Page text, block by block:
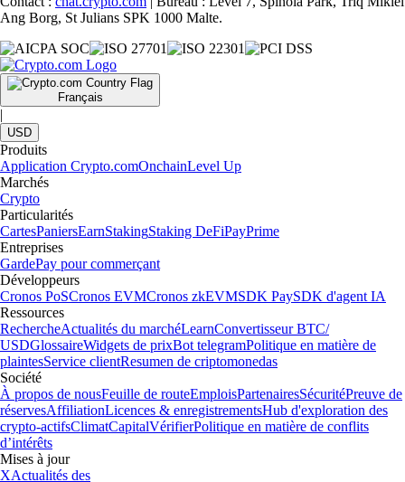
Ang Borg, St Julians SPK 1000 Malte.
Français
|
USD
Produits
Application Crypto.comOnchainLevel Up
Marchés
Crypto
Particularités
CartesPaniersEarnStakingStaking DeFiPayPrime
Entreprises
GardePay pour commerçant
Développeurs
Cronos PoSCronos EVMCronos zkEVMSDK PaySDK d'agent IA
Ressources
RechercheActualités du marchéLearnConvertisseur BTC/
USDGlossaireWidgets de prixBot telegramPolitique en matière de
plaintesService clientResumen de criptomonedas
Société
À propos de nousFeuille de routeEmploisPartenairesSécuritéPreuve de
réservesAffiliationLicences & enregistrementsHub d'exploration des
crypto-actifsClimatCapitalVérifierPolitique en matière de conflits
d’intérêts
Mises à jour
XActualités des